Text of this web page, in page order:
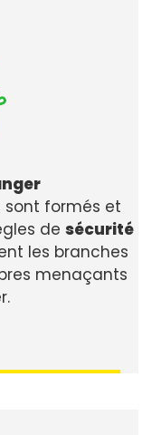
sont formés et
de sécurité
les branches
menaçants